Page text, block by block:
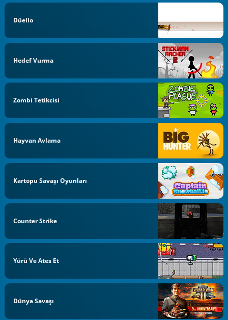
Düello
Hedef Vurma
Zombi Tetikcisi
Hayvan Avlama
Kartopu Savaşı Oyunları
Counter Strike
Yürü Ve Ates Et
Dünya Savaşı